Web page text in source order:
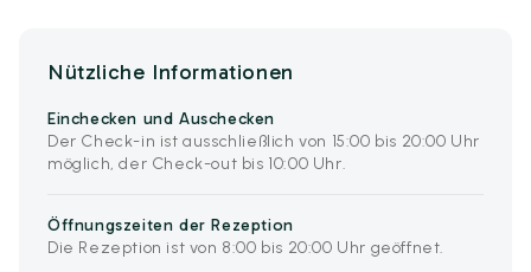
Nützliche Informationen
Einchecken und Auschecken
Der Check-in ist ausschließlich von 15:00 bis 20:00 Uhr
möglich, der Check-out bis 10:00 Uhr.
Öffnungszeiten der Rezeption
Die Rezeption ist von 8:00 bis 20:00 Uhr geöffnet.